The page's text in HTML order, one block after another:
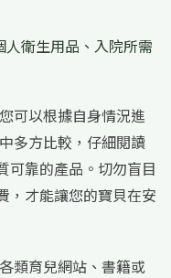
衛生用品、入院所需
可以根據自身情況進
多方比較，仔細閱讀
可靠的產品。切勿盲目
，才能讓您的寶貝在安
類育兒網站、書籍或